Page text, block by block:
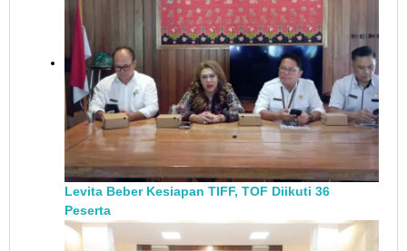
Levita Beber Kesiapan TIFF, TOF Diikuti 36
Peserta